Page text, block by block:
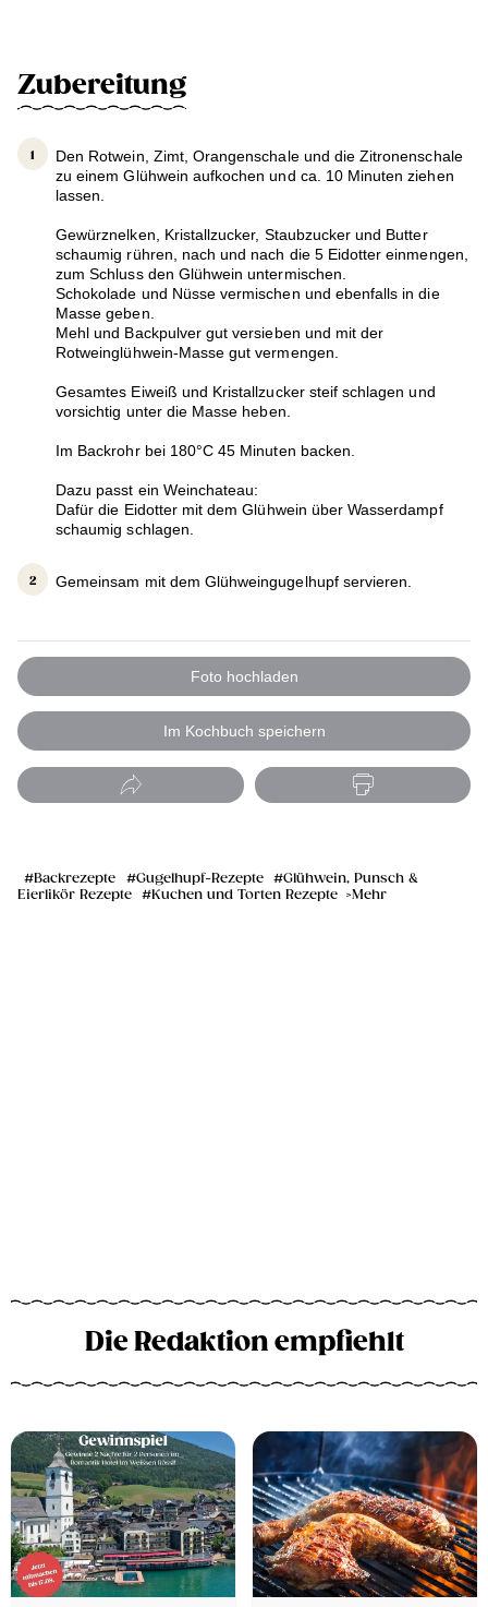
Zubereitung
Den Rotwein, Zimt, Orangenschale und die Zitronenschale
zu einem Glühwein aufkochen und ca. 10 Minuten ziehen
lassen.
Gewürznelken, Kristallzucker, Staubzucker und Butter
schaumig rühren, nach und nach die 5 Eidotter einmengen,
zum Schluss den Glühwein untermischen.
Schokolade und Nüsse vermischen und ebenfalls in die
Masse geben.
Mehl und Backpulver gut versieben und mit der
Rotweinglühwein-Masse gut vermengen.
Gesamtes Eiweiß und Kristallzucker steif schlagen und
vorsichtig unter die Masse heben.
Im Backrohr bei 180°C 45 Minuten backen.
Dazu passt ein Weinchateau:
Dafür die Eidotter mit dem Glühwein über Wasserdampf
schaumig schlagen.
Gemeinsam mit dem Glühweingugelhupf servieren.
Foto hochladen
Im Kochbuch speichern
Backrezepte Gugelhupf-Rezepte
Glühwein, Punsch &
Eierlikör Rezepte
Kuchen und Torten Rezepte Mehr
Die Redaktion empfiehlt